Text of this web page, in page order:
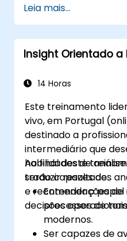
abrangentes de
Identificar riscos
resistência à
Ser capazes de
processo de
profissional
grupos de
Leia mais...
Insight Orientado a
14 Horas
Este treinamento
vivo, em Portugal
destinado a
intermediário que
habilidades de
traduzir resultados
e recomendações
decisões
Ao final deste
serão capazes de:
Entender o papel
processos de
modernos.
Ser capazes de